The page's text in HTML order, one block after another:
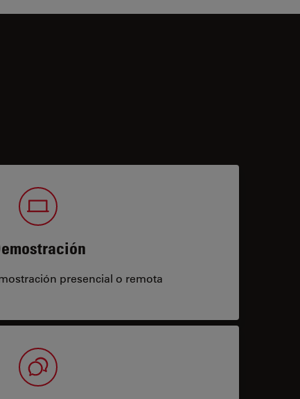
presencial o remota